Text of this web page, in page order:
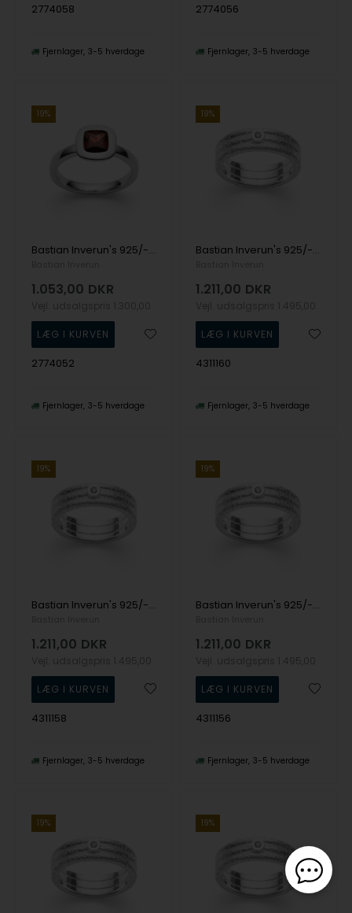
2774058
Fjernlager 3-5 hverdage
2774056
Fjernlager 3-5 hverdage
19%
Bastian Inverun's 925/- Ringblank, Granat 1.30ct
1.053,00 DKR
2774052
Fjernlager 3-5 hverdage
19%
Bastian Inverun's 925/- Ring, rho. mat/børstet, hvid topas 0,02ct
1.211,00 DKR
4311160
Fjernlager 3-5 hverdage
19%
Bastian Inverun's 925/- Ring, rho. mat/børstet, hvid topas 0,02ct
1.211,00 DKR
4311158
Fjernlager 3-5 hverdage
19%
Bastian Inverun's 925/- Ring, rho. mat/børstet, hvid topas 0,02ct
1.211,00 DKR
4311156
Fjernlager 3-5 hverdage
19% 19%